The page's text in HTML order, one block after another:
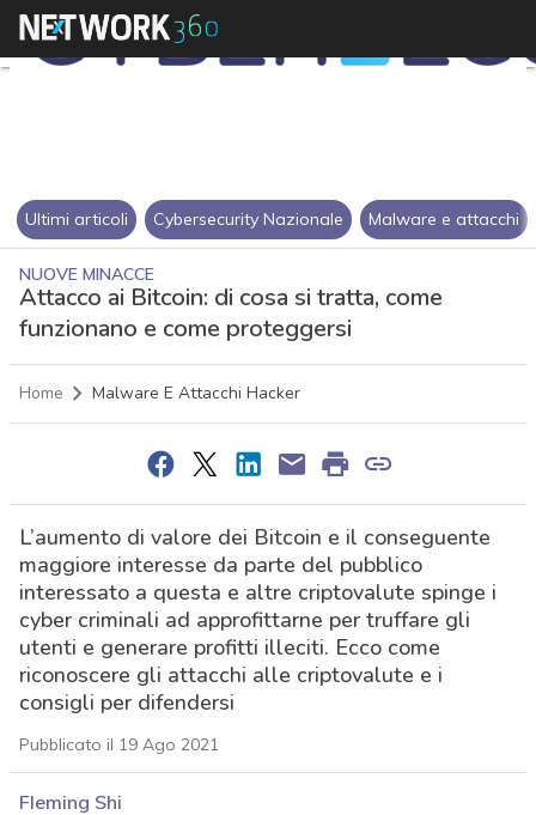
Ultimi articoli Cybersecurity Nazionale Malware e attacchi
NUOVE MINACCE
Attacco ai Bitcoin: di cosa si tratta, come
funzionano e come proteggersi
Home Malware E Attacchi Hacker
L’aumento di valore dei Bitcoin e il conseguente
maggiore interesse da parte del pubblico
interessato a questa e altre criptovalute spinge i
cyber criminali ad approfittarne per truffare gli
utenti e generare profitti illeciti. Ecco come
riconoscere gli attacchi alle criptovalute e i
consigli per difendersi
Pubblicato il 19 Ago 2021
Fleming Shi